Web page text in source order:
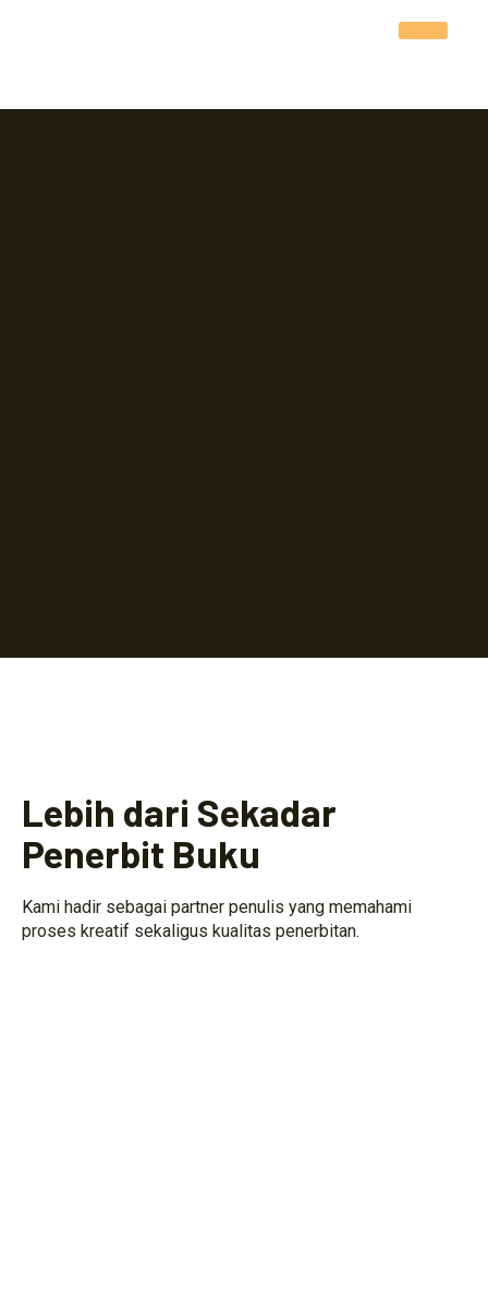
Lebih dari Sekadar
Penerbit Buku
Kami hadir sebagai partner penulis yang memahami
proses kreatif sekaligus kualitas penerbitan.